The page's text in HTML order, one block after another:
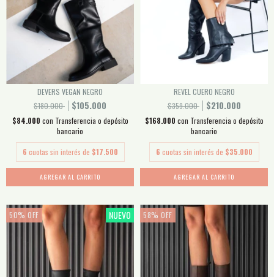
DEVERS VEGAN NEGRO
$180.000
$105.000
$84.000 con Transferencia o depósito
bancario
6 cuotas sin interés de $17.500
AGREGAR AL CARRITO
REVEL CUERO NEGRO
$359.000
$210.000
$168.000 con Transferencia o depósito
bancario
6 cuotas sin interés de $35.000
AGREGAR AL CARRITO
50% OFF NUEVO 58% OFF